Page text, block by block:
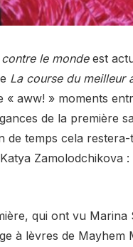
le mondeest
La course du meilleur
aww! » moments
de la première
de temps cela
Zamolodchikova
qui ont vu Marina
à lèvres de Mayhem